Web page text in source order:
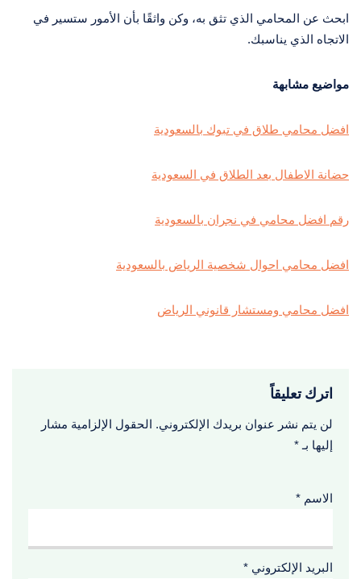
ابحث عن المحامي الذي تثق به، وكن واثقًا بأن الأمور ستسير في
الاتجاه الذي يناسبك.
مواضيع مشابهة
افضل محامي طلاق في تبوك بالسعودية
حضانة الاطفال بعد الطلاق في السعودية
رقم افضل محامي في نجران بالسعودية
افضل محامي احوال شخصية الرياض بالسعودية
افضل محامي ومستشار قانوني الرياض
اترك تعليقاً
لن يتم نشر عنوان بريدك الإلكتروني. الحقول الإلزامية مشار
إليها بـ *
الاسم *
البريد الإلكتروني *